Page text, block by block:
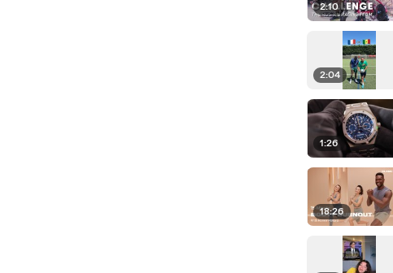
2:10
2:04
1:26
18:26